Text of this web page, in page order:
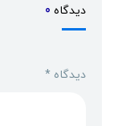
دیدگاه 0
دیدگاه *